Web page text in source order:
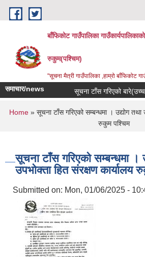
Skip to main content
बाँफिकोट गाउँपालिका
रुकुम(पश्चिम)
"सूचना मैत्री गाउँपालिका ,हाम्रो बाँफिकोट
समाचार/news सूचना टाँस गरिएको बारे(उच्च
You are here
Home » सूचना टाँस गरिएको सम्बन्धमा । उद्योग तथा
रुकुम पश्चिम
सूचना टाँस गरिएको सम्बन्धमा ।
उपभोक्ता हित संरक्षण कार्यालय
Submitted on: Mon, 01/06/2025 -